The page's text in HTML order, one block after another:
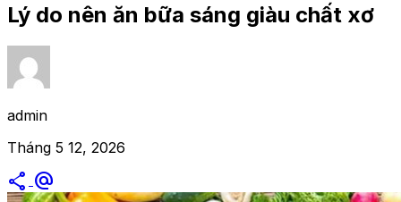
Lý do nên ăn bữa sáng giàu chất xơ
admin
Tháng 5 12, 2026
share alternate_email